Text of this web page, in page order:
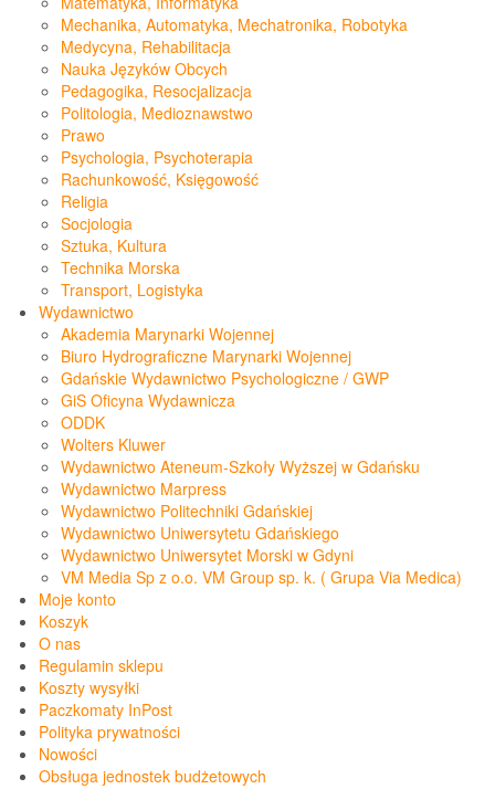
Mechanika, Automatyka, Mechatronika, Robotyka
Medycyna, Rehabilitacja
Nauka Języków Obcych
Pedagogika, Resocjalizacja
Politologia, Medioznawstwo
Prawo
Psychologia, Psychoterapia
Rachunkowość, Księgowość
Religia
Socjologia
Sztuka, Kultura
Technika Morska
Transport, Logistyka
Wydawnictwo
Akademia Marynarki Wojennej
Biuro Hydrograficzne Marynarki Wojennej
Gdańskie Wydawnictwo Psychologiczne / GWP
GiS Oficyna Wydawnicza
ODDK
Wolters Kluwer
Wydawnictwo Ateneum-Szkoły Wyższej w Gdańsku
Wydawnictwo Marpress
Wydawnictwo Politechniki Gdańskiej
Wydawnictwo Uniwersytetu Gdańskiego
Wydawnictwo Uniwersytet Morski w Gdyni
VM Media Sp z o.o. VM Group sp. k. ( Grupa Via Medica)
Moje konto
Koszyk
O nas
Regulamin sklepu
Koszty wysyłki
Paczkomaty InPost
Polityka prywatności
Nowości
Obsługa jednostek budżetowych